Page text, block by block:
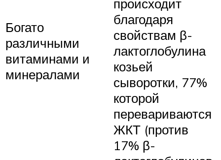
Богато
различными
витаминами и
минералами
происходит
благодаря
свойствам β-
лактоглобулина
козьей
сыворотки, 77%
которой
перевариваются
ЖКТ (против
17% β-